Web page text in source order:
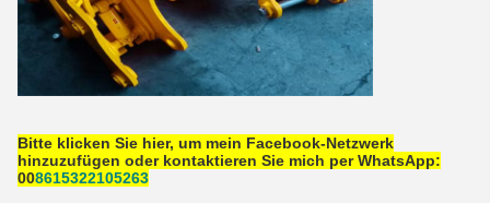
Bitte klicken Sie hier, um mein Facebook-Netzwerk
hinzuzufügen oder kontaktieren Sie mich per WhatsApp:
008615322105263